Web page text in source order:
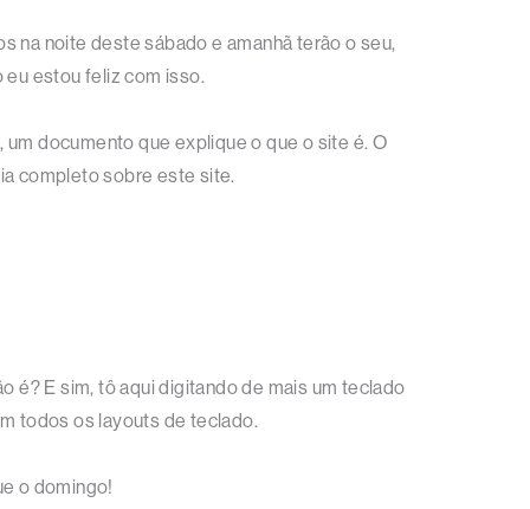
na noite deste sábado e amanhã terão o seu,
eu estou feliz com isso.
documento que explique o que o site é. O
completo sobre este site.
é? E sim, tô aqui digitando de mais um teclado
todos os layouts de teclado.
o domingo!